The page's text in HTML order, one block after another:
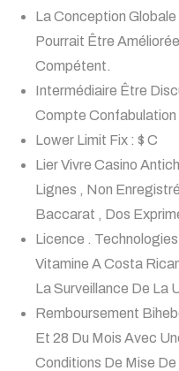
La Conception Globale
Pourrait Être
Compétent.
Intermédiaire Être
Compte Confabulation
Lower Limit Fix : $ C
Lier Vivre Casino
Lignes , Non
Baccarat , Dos
Licence .
Vitamine A Costa
La Surveillance De La
Remboursement
Et 28 Du Mois Avec
Conditions De Mise